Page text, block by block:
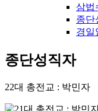
삼법
종단
경일
종단성직자
22대 총전교 : 박민자